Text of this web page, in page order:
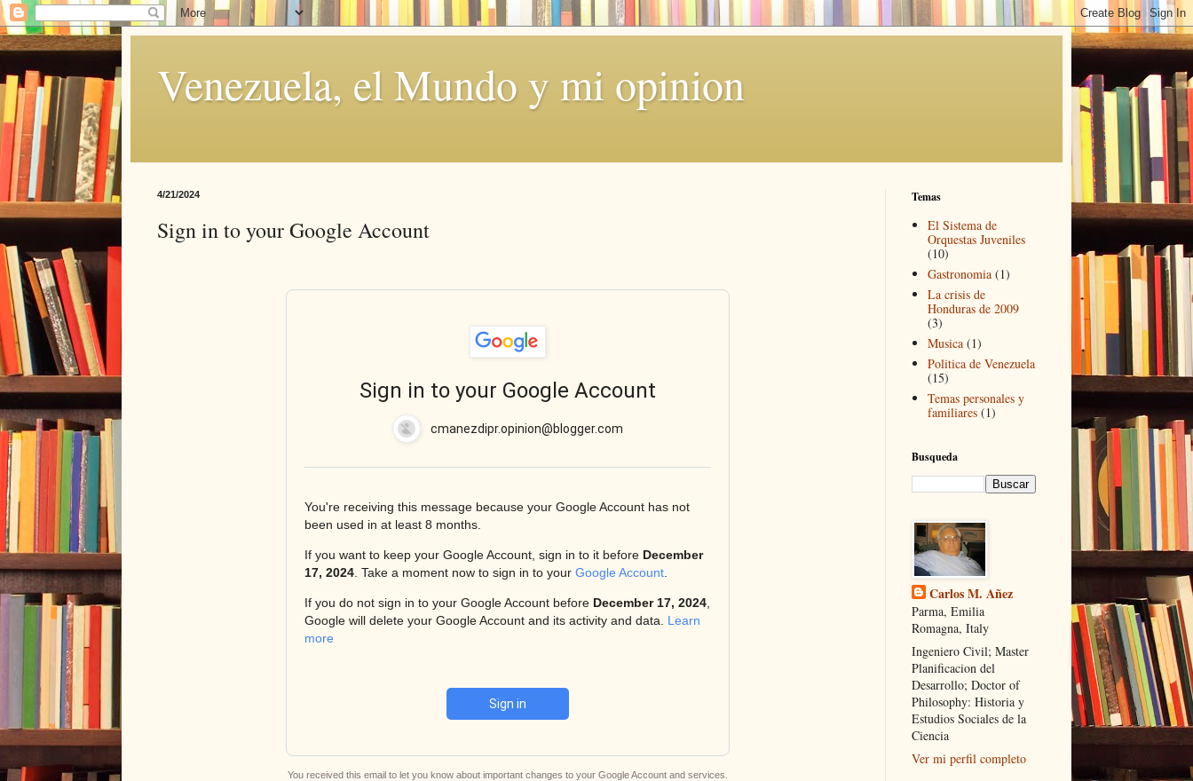
Venezuela, el Mundo y mi opinion
4/21/2024
Sign in to your Google Account
Sign in to your Google Account
cmanezdipr.opinion@blogger.com
You're receiving this message because your Google Account has not
been used in at least 8 months.
If you want to keep your Google Account, sign in to it before December
17, 2024 . Take a moment now to sign in to your Google Account
If you do not sign in to your Google Account before December 17, 2024
Google will delete your Google Account and its activity and data. Learn
more
Sign in
You received this email to let you know about important changes to your Google Account and services.
Temas
El Sistema de
Orquestas Juveniles
(10)
Gastronomia (1)
La crisis de
Honduras de 2009
(3)
Musica (1)
Politica de Venezuela
(15)
Temas personales y
familiares (1)
Busqueda
Carlos M. Añez
Parma, Emilia
Romagna, Italy
Ingeniero Civil; Master
Planificacion del
Desarrollo; Doctor of
Philosophy: Historia y
Estudios Sociales de la
Ciencia
Ver mi perfil completo